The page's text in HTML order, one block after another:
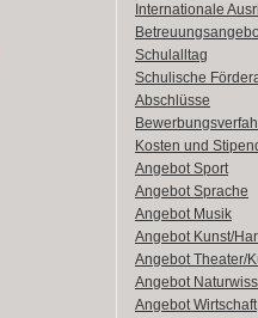
Internationale
Schulalltag
Schulische
Abschlüsse
Kosten und
Angebot Sport
Angebot Sprache
Angebot Musik
Angebot Kunst/
Angebot Theater/
Angebot
Angebot Wirtschaft